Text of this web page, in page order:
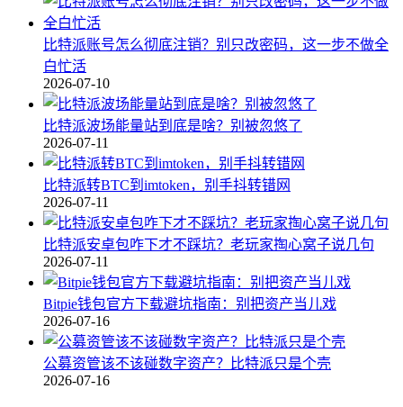
比特派账号怎么彻底注销？别只改密码，这一步不做全
白忙活
2026-07-10
比特派波场能量站到底是啥？别被忽悠了
2026-07-11
比特派转BTC到imtoken，别手抖转错网
2026-07-11
比特派安卓包咋下才不踩坑？老玩家掏心窝子说几句
2026-07-11
Bitpie钱包官方下载避坑指南：别把资产当儿戏
2026-07-16
公募资管该不该碰数字资产？比特派只是个壳
2026-07-16